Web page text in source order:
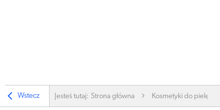
Wstecz Jesteś tutaj: Strona główna Kosmetyki do